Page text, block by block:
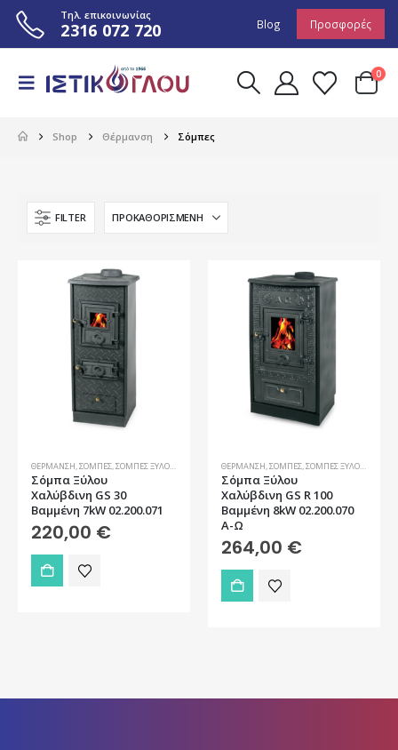
Τηλ. επικοινωνίας
2316 072 720 Blog Προσφορές
0
Shop Θέρμανση Σόμπες
FILTER
ΘΈΡΜΑΝΣΗ,ΣΌΜΠΕΣ,ΣΌΜΠΕΣ ΞΎΛΟΥ - PELLET
Σόμπα Ξύλου
Χαλύβδινη GS 30
Βαμμένη 7kW 02.200.071
220,00 €
ΘΈΡΜΑΝΣΗ,ΣΌΜΠΕΣ,ΣΌΜΠΕΣ ΞΎΛΟΥ - PELLET
Σόμπα Ξύλου
Χαλύβδινη GS R 100
Βαμμένη 8kW 02.200.070
Α-Ω
264,00 €